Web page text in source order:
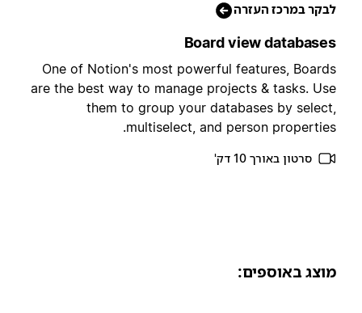
במרכז העזרה
Board view
One of Notion's most powerful features,
are the best way to manage projects & tasks.
them to group your databases by
multiselect, and person
סרטון באורך 10 דק'
באוספים: